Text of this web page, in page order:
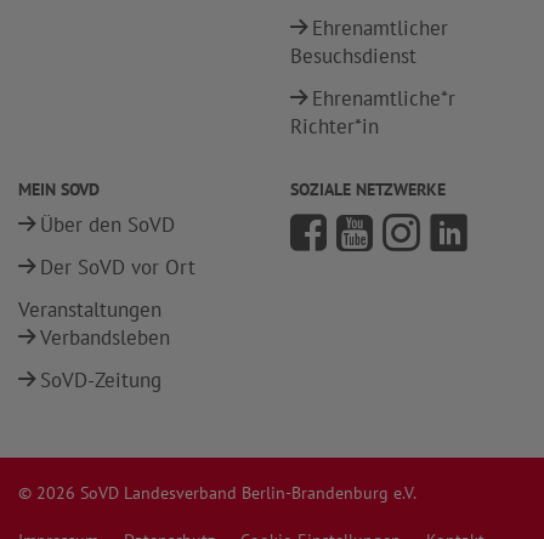
Ehrenamtlicher
Besuchsdienst
Ehrenamtliche*r
Richter*in
MEIN SOVD
Über den SoVD
Der SoVD vor Ort
Veranstaltungen
Verbandsleben
SoVD-Zeitung
SOZIALE NETZWERKE
© 2026 SoVD Landesverband Berlin-Brandenburg e.V.